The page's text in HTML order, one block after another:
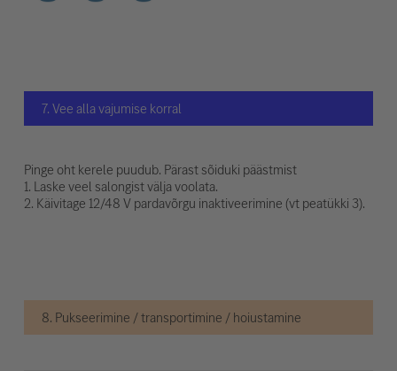
7. Vee alla vajumise korral
Pinge oht kerele puudub. Pärast sõiduki päästmist
1. Laske veel salongist välja voolata.
2. Käivitage 12/48 V pardavõrgu inaktiveerimine (vt peatükki 3).
8. Pukseerimine / transportimine / hoiustamine